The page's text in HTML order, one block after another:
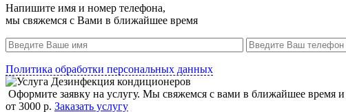
Напишите имя и номер телефона,
мы свяжемся с Вами в ближайшее время
Политика обработки персональных данных
Оформите заявку на услугу. Мы свяжемся с вами в ближайшее время
от 3000 р. Заказать услугу